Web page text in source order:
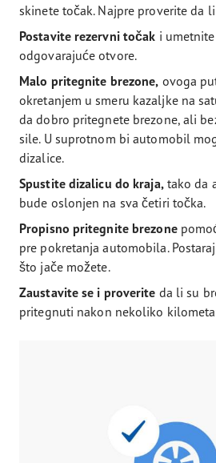
skinete točak. Najpre proverite da
Postavite rezervni točak i
odgovarajuće otvore.
Malo pritegnite brezone, ovoga
okretanjem u smeru kazaljke na
da dobro pritegnete brezone, ali
sile. U suprotnom bi automobil
dizalice.
Spustite dizalicu do kraja,tako da
bude oslonjen na sva četiri točka.
Propisno pritegnite brezone
pre pokretanja automobila.
što jače možete.
Zaustavite se i proverite da li su
pritegnuti nakon nekoliko